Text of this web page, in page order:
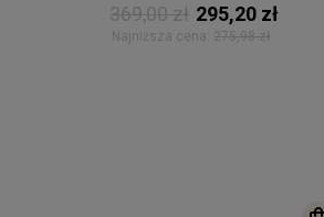
369,00 zł 295,20 zł
Najniższa cena: 275,98 zł